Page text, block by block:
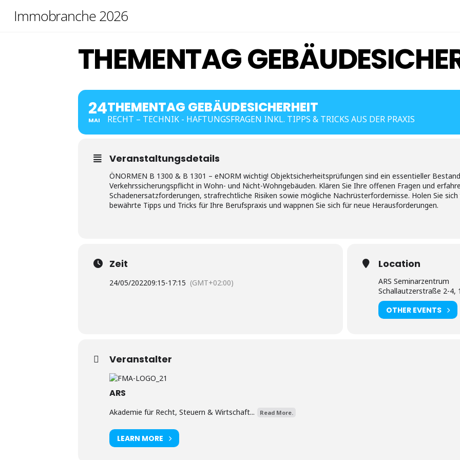
Immobranche 2026
THEMENTAG
24
MAI
THEMENTAG GEBÄUDESICHERHEIT
RECHT – TECHNIK - HAFTUNGSFRAGEN INKL. TIPPS & TRICKS AUS DER PRAXIS
Veranstaltungsdetails
ÖNORMEN B 1300 & B 1301 – eNORM wichtig! Objektsicherheitsprüfungen sind ein essentieller
Verkehrssicherungspflicht in Wohn- und Nicht-Wohngebäuden. Klären Sie Ihre offenen Fragen und
Schadenersatzforderungen, strafrechtliche Risiken sowie mögliche Nachrüsterfordernisse. Holen Sie
bewährte Tipps und Tricks für Ihre Berufspraxis und wappnen Sie sich für neue Herausforderungen.
Zeit
24/05/202209:15-17:15 (GMT+02:00)
Location
ARS Seminarzentrum
Schallautzerstraße 2-4,
OTHER EVENTS
Veranstalter
ARS
Akademie für Recht, Steuern & Wirtschaft... Read More.
LEARN MORE